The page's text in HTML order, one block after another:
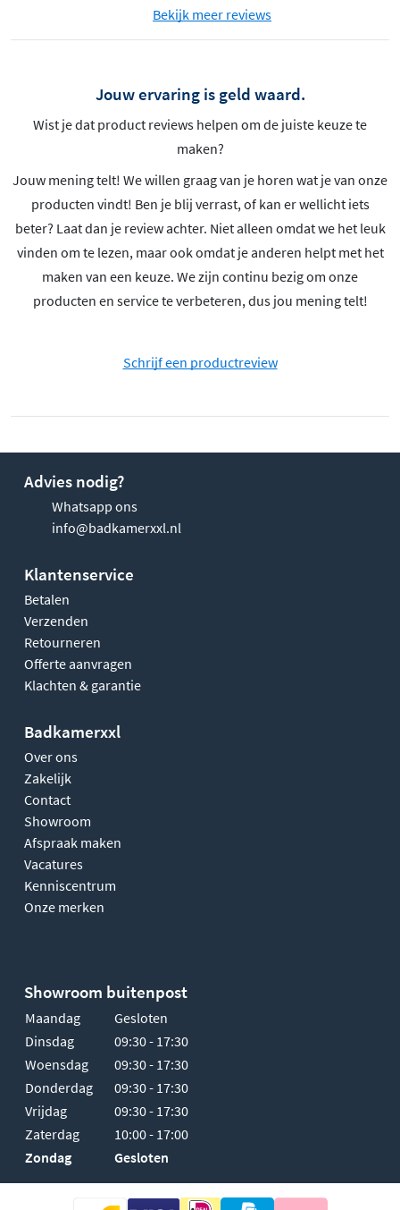
Bekijk meer reviews
Jouw ervaring is geld waard.
Wist je dat product reviews helpen om de juiste keuze te
maken?
Jouw mening telt! We willen graag van je horen wat je van onze
producten vindt! Ben je blij verrast, of kan er wellicht iets
beter? Laat dan je review achter. Niet alleen omdat we het leuk
vinden om te lezen, maar ook omdat je anderen helpt met het
maken van een keuze. We zijn continu bezig om onze
producten en service te verbeteren, dus jou mening telt!
Schrijf een productreview
Advies nodig?
Whatsapp ons
info@badkamerxxl.nl
Klantenservice
Betalen
Verzenden
Retourneren
Offerte aanvragen
Klachten & garantie
Badkamerxxl
Over ons
Zakelijk
Contact
Showroom
Afspraak maken
Vacatures
Kenniscentrum
Onze merken
Showroom buitenpost
Maandag
Gesloten
Dinsdag
09:30 - 17:30
Woensdag
09:30 - 17:30
Donderdag
09:30 - 17:30
Vrijdag
09:30 - 17:30
Zaterdag
10:00 - 17:00
Zondag
Gesloten